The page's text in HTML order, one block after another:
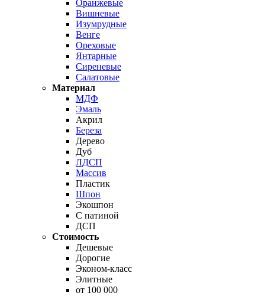
Оранжевые
Вишневые
Изумрудные
Венге
Ореховые
Янтарные
Сиреневые
Салатовые
Материал
МДФ
Эмаль
Акрил
Береза
Дерево
Дуб
ЛДСП
Массив
Пластик
Шпон
Экошпон
С патиной
ДСП
Стоимость
Дешевые
Дорогие
Эконом-класс
Элитные
от 100 000